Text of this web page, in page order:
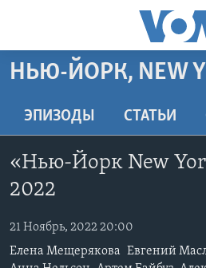
Перейти
на
контент
основной
Перейти
поиск
ПРОГРАММЫ
НОВОСТИ ЗА МИНУТУ
ПОЧЕМУ ЭТО ВАЖНО?
ДИСКУССИЯ VOA
УЧИМ АНГЛИЙСКИЙ
А КАК В АМЕРИКЕ?
АРТЕФАКТЫ
ЭКСПЕРТИЗА
ИНТЕРВЬЮ
ФАКТЫ ПРОТИВ ФЕЙКОВ
ЗА СВОБОДУ ПРЕССЫ
НЬЮ-ЙОРК, NEW
ЭПИЗОДЫ СТАТЬИ
«Нью-Йорк New
2022
21 Ноябрь, 2022 20:00
Елена Мещерякова Евгений